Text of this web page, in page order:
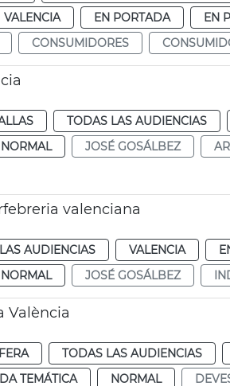
VALENCIA EN PORTADA EN
CONSUMIDORES
TODAS LAS AUDIENCIAS
NORMAL JOSÉ GOSÁLBEZ
valenciana
AUDIENCIAS VALENCIA
NORMAL JOSÉ GOSÁLBEZ
València
TODAS LAS AUDIENCIAS
TEMÁTICA NORMAL